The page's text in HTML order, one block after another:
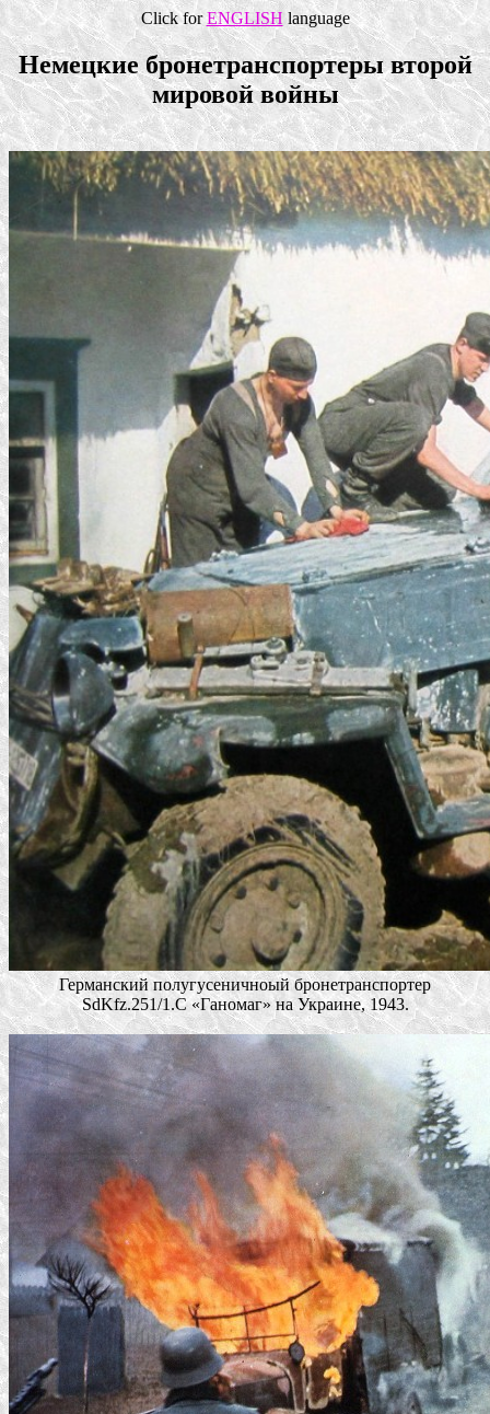
Click forENGLISH language
Немецкие бронетранспортеры второй
мировой войны
Германский полугусеничноый бронетранспортер
SdKfz.251/1.C «Ганомаг» на Украине, 1943.